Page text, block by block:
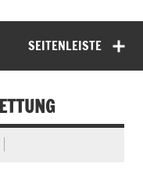
SEITENLEISTE